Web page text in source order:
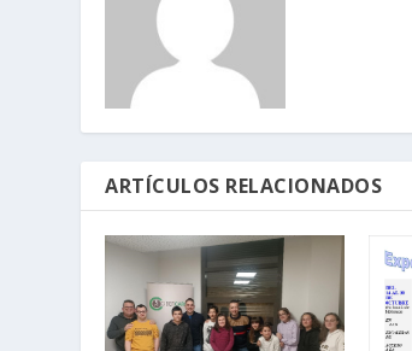
ARTÍCULOS RELACIONADOS